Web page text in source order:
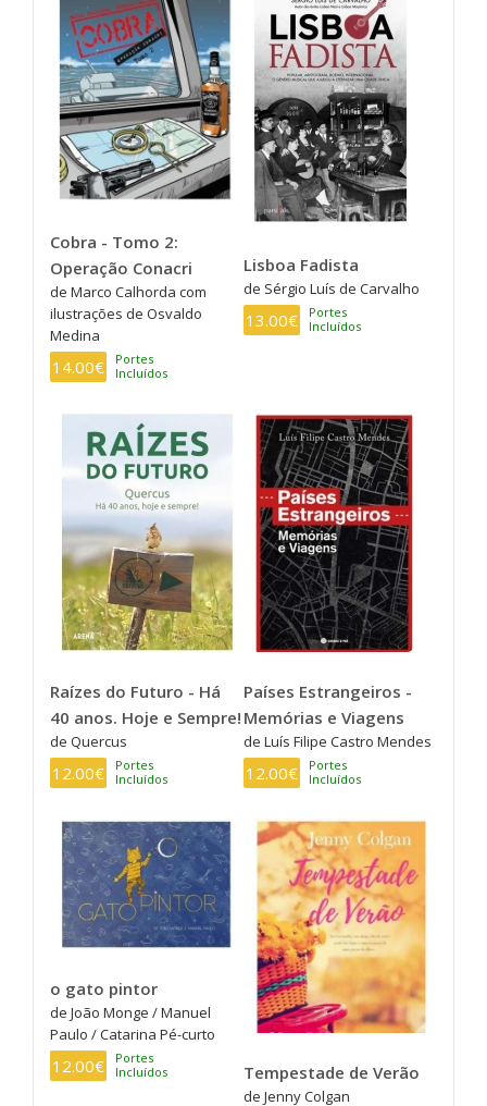
Cobra - Tomo 2:
Operação Conacri
de Marco Calhorda com
ilustrações de Osvaldo
Medina
14.00€
Portes
Incluídos
Lisboa Fadista
de Sérgio Luís de Carvalho
13.00€
Portes
Incluídos
Raízes do Futuro - Há
40 anos. Hoje e Sempre!
de Quercus
12.00€
Portes
Incluídos
Países Estrangeiros -
Memórias e Viagens
de Luís Filipe Castro Mendes
12.00€
Portes
Incluídos
o gato pintor
de João Monge / Manuel
Paulo / Catarina Pé-curto
12.00€
Portes
Incluídos
Tempestade de Verão
de Jenny Colgan